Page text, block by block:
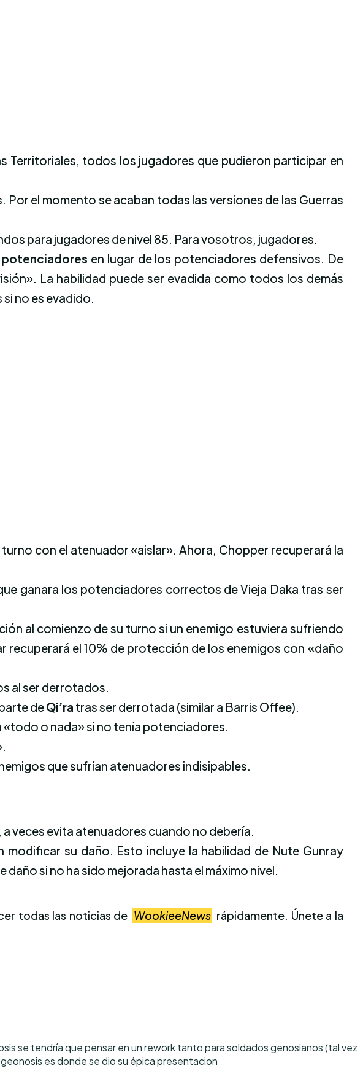
Territoriales, todos los jugadores que pudieron participar en
el momento se acaban todas las versiones de las Guerras
para jugadores de nivel 85. Para vosotros, jugadores.
en lugar de los potenciadores defensivos. De
La habilidad puede ser evadida como todos los demás
no es evadido.
con el atenuador «aislar». Ahora, Chopper recuperará la
ganara los potenciadores correctos de Vieja Daka tras ser
al comienzo de su turno si un enemigo estuviera sufriendo
el 10% de protección de los enemigos con «daño
al ser derrotados.
deQi’ra tras ser derrotada (similar a Barris Offee).
«todo o nada» si no tenía potenciadores.
que sufrían atenuadores indisipables.
a veces evita atenuadores cuando no debería.
su daño. Esto incluye la habilidad de Nute Gunray
si no ha sido mejorada hasta el máximo nivel.
todas las noticias de WookieeNews rápidamente. Únete a la
se tendría que pensar en un rework tanto para soldados genosianos (tal vez
es donde se dio su épica presentacion